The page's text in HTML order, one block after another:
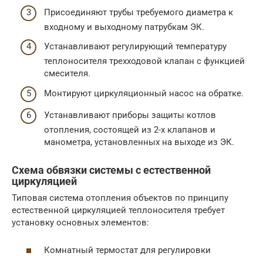
Присоединяют трубы требуемого диаметра к
входному и выходному патрубкам ЭК.
Устанавливают регулирующий температуру
теплоносителя трехходовой клапан с функцией
смесителя.
Монтируют циркуляционный насос на обратке.
Устанавливают приборы защиты котлов
отопления, состоящей из 2-х клапанов и
манометра, установленных на выходе из ЭК.
Схема обвязки системы с естественной
циркуляцией
Типовая система отопления объектов по принципу
естественной циркуляцией теплоносителя требует
установку основных элементов:
Комнатный термостат для регулировки